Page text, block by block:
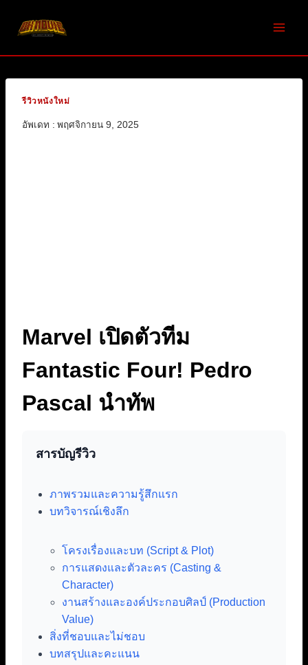
รีวิวหนังใหม่
อัพเดท : พฤศจิกายน 9, 2025
Marvel เปิดตัวทีม
Fantastic Four! Pedro
Pascal นำทัพ
สารบัญรีวิว
ภาพรวมและความรู้สึกแรก
บทวิจารณ์เชิงลึก
โครงเรื่องและบท (Script & Plot)
การแสดงและตัวละคร (Casting &
Character)
งานสร้างและองค์ประกอบศิลป์ (Production
Value)
สิ่งที่ชอบและไม่ชอบ
บทสรุปและคะแนน